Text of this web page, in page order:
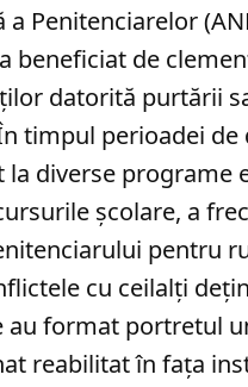
a Penitenciarelor
beneficiat de
datorită purtării
timpul perioadei de
la diverse programe
școlare, a
pentru
cu ceilalți
au format portretul
reabilitat în fața